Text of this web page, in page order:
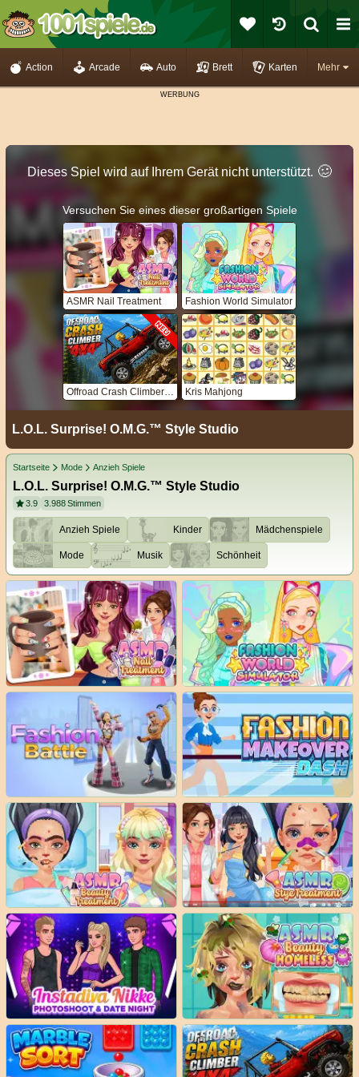
Mehr
Action Arcade Auto Brett Karten
Dieses Spiel wird auf Ihrem Gerät nicht unterstützt. 🥴️
Versuchen Sie eines dieser großartigen Spiele
ASMR Nail Treatment Fashion World Simulator
Offroad Crash Climber 4X4 Kris Mahjong
L.O.L. Surprise! O.M.G.™ Style Studio
Startseite Mode Anzieh Spiele
L.O.L. Surprise! O.M.G.™ Style Studio
3.9 3.988Stimmen
Anzieh Spiele Kinder Mädchenspiele
Mode Musik Schönheit